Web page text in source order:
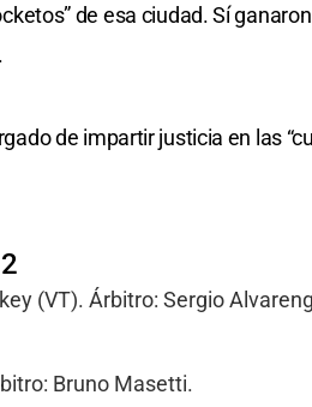
de esa ciudad. Sí
de impartir justicia en las
(VT). Árbitro: Sergio
Bruno Masetti.